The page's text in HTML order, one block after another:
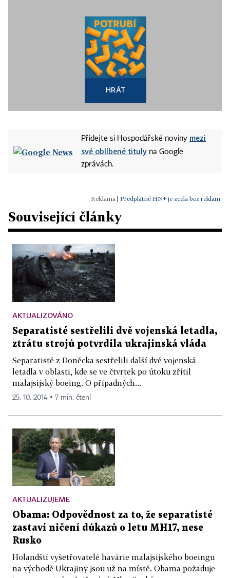
HRÁT
Přidejte si Hospodářské noviny mezi
své oblíbené tituly na Google
zprávách.
Předplatné HN+ je zcela bez reklam.
Související články
AKTUALIZOVÁNO
Separatisté sestřelili dvě vojenská letadla,
ztrátu strojů potvrdila ukrajinská vláda
Separatisté z Doněcka sestřelili další dvě vojenská
letadla v oblasti, kde se ve čtvrtek po útoku zřítil
malajsijský boeing. O případných...
25. 10. 2014 ▪ 7 min. čtení
AKTUALIZUJEME
Obama: Odpovědnost za to, že separatisté
zastaví ničení důkazů o letu MH17, nese
Rusko
Holandští vyšetřovatelé havárie malajsijského boeingu
na východě Ukrajiny jsou už na místě. Obama požaduje